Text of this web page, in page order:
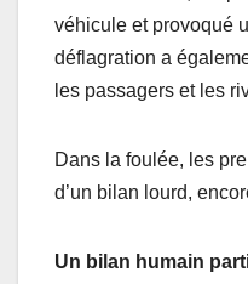
véhicule et provoqué
déflagration a
les passagers et les
Dans la foulée, les
d’un bilan lourd,
Un bilan humain